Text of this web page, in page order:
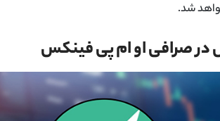
شد.
در صرافی او ام پی فینکس